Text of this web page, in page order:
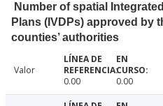
Number of spatial
Plans (IVDPs) approved by
counties’ authorities
Valor
0.00
0.00